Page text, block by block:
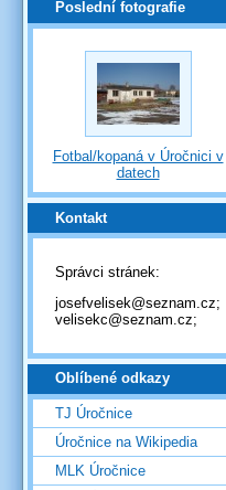
Poslední fotografie
Fotbal/kopaná v Úročnici v
datech
Kontakt
Správci stránek:
josefvelisek@seznam.cz;
velisekc@seznam.cz;
Oblíbené odkazy
TJ Úročnice
Úročnice na Wikipedia
MLK Úročnice